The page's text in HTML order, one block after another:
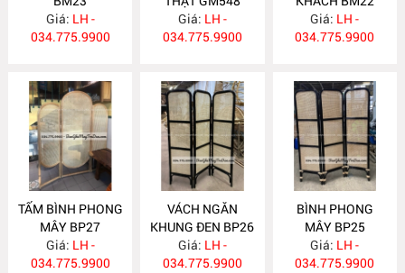
Giá: LH -
034.775.9900
Giá: LH -
034.775.9900
Giá: LH -
034.775.9900
TẤM BÌNH PHONG
MÂY BP27
Giá: LH -
034.775.9900
VÁCH NGĂN
KHUNG ĐEN BP26
Giá: LH -
034.775.9900
BÌNH PHONG
MÂY BP25
Giá: LH -
034.775.9900